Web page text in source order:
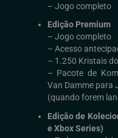
– Jogo completo
Edição Premium
– Jogo completo
– Acesso
– 1.250 Kristais
– Pacote de
Van Damme para
(quando forem
Edição de
e Xbox Series)